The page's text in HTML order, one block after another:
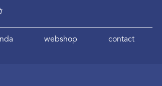
webshop contact